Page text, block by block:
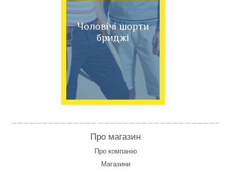
Чоловічі шорти
бриджі
Про магазин
Про компанію
Магазини